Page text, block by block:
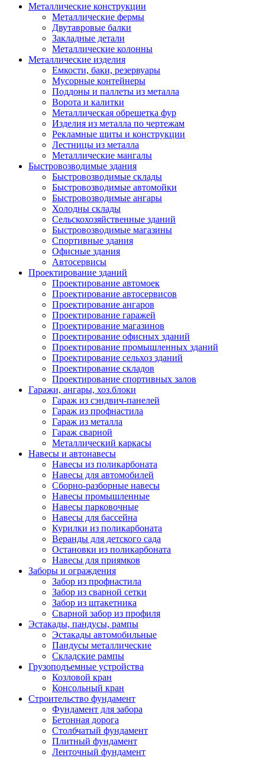
Металлические конструкции
Металлические фермы
Двутавровые балки
Закладные детали
Металлические колонны
Металлические изделия
Емкости, баки, резервуары
Мусорные контейнеры
Поддоны и паллеты из металла
Ворота и калитки
Металлическая обрешетка фур
Изделия из металла по чертежам
Рекламные щиты и конструкции
Лестницы из металла
Металлические мангалы
Быстровозводимые здания
Быстровозводимые склады
Быстровозводимые автомойки
Быстровозводимые ангары
Холодны склады
Сельскохозяйственные зданий
Быстровозводимые магазины
Спортивные здания
Офисные здания
Автосервисы
Проектирование зданий
Проектирование автомоек
Проектирование автосервисов
Проектирование ангаров
Проектирование гаражей
Проектирование магазинов
Проектирование офисных зданий
Проектирование промышленных зданий
Проектирование сельхоз зданий
Проектирование складов
Проектирование спортивных залов
Гаражи, ангары, хоз.блоки
Гараж из сэндвич-панелей
Гараж из профнастила
Гараж из металла
Гараж сварной
Металлический каркасы
Навесы и автонавесы
Навесы из поликарбоната
Навесы для автомобилей
Сборно-разборные навесы
Навесы промышленные
Навесы парковочные
Навесы для бассейна
Курилки из поликарбоната
Веранды для детского сада
Остановки из поликарбоната
Навесы для приямков
Заборы и ограждения
Забор из профнастила
Забор из сварной сетки
Забор из штакетника
Сварной забор из профиля
Эстакады, пандусы, рампы
Эстакады автомобильные
Пандусы металлические
Складские рампы
Грузоподъемные устройства
Козловой кран
Консольный кран
Строительство фундамент
Фундамент для забора
Бетонная дорога
Столбчатый фундамент
Плитный фундамент
Ленточный фундамент